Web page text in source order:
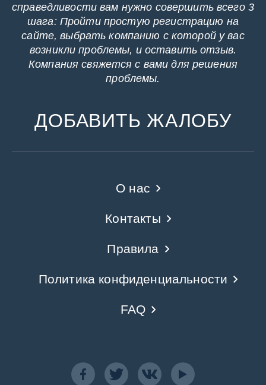
справедливости вам нужно совершить всего 3
шага: Пройти простую регистрацию на
сайте, выбрать компанию с которой у вас
возникли проблемы, и оставить отзыв.
Компания свяжется с вами для решения
проблемы.
ДОБАВИТЬ ЖАЛОБУ
О нас
Контакты
Правила
Политика конфиденциальности
FAQ